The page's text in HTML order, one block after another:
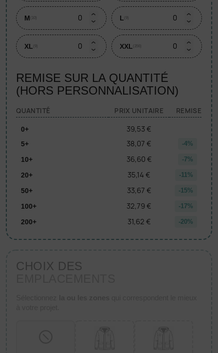
M (10) L (9)
XL (9) XXL (356)
REMISE SUR LA QUANTITÉ
(HORS PERSONNALISATION)
QUANTITÉ PRIX UNITAIRE REMISE
0+ 39,53 €
5+ 38,07 € -4%
10+ 36,60 € -7%
20+ 35,14 € -11%
50+ 33,67 € -15%
100+ 32,79 € -17%
200+ 31,62 € -20%
CHOIX DES